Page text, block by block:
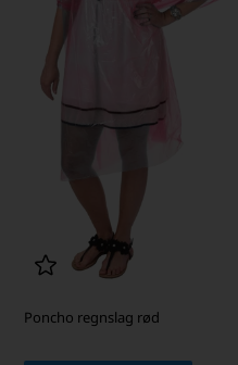
Poncho regnslag rød